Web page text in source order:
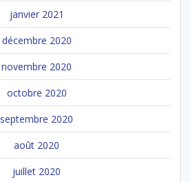
janvier 2021
décembre 2020
novembre 2020
octobre 2020
septembre 2020
août 2020
juillet 2020